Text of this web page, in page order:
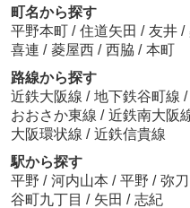
町名から探す
平野本町 / 住道矢田 / 友井 /
喜連 / 菱屋西 / 西脇 / 本町
路線から探す
近鉄大阪線 / 地下鉄谷町線 /
おおさか東線 / 近鉄南大阪
大阪環状線 / 近鉄信貴線
駅から探す
平野 / 河内山本 / 平野 / 弥刀
谷町九丁目 / 矢田 / 志紀